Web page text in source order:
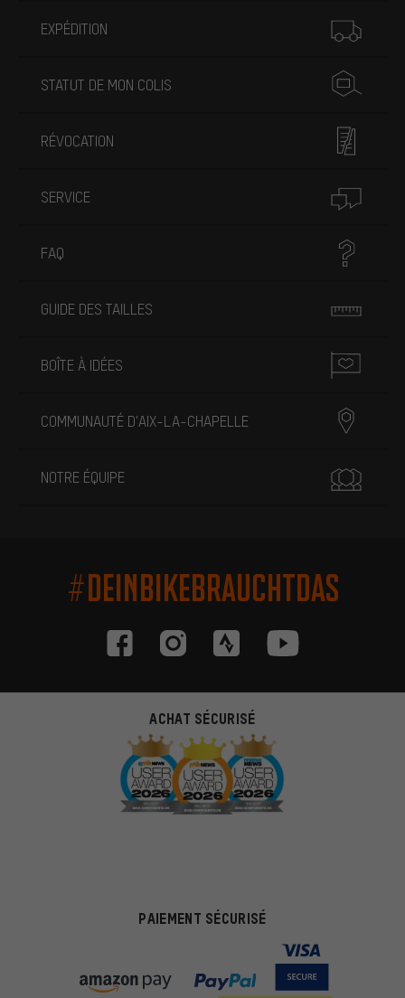
EXPÉDITION
STATUT DE MON COLIS
RÉVOCATION
SERVICE
FAQ
GUIDE DES TAILLES
BOÎTE À IDÉES
COMMUNAUTÉ D'AIX-LA-CHAPELLE
NOTRE ÉQUIPE
#DEINBIKEBRAUCHTDAS
ACHAT SÉCURISÉ
PAIEMENT SÉCURISÉ